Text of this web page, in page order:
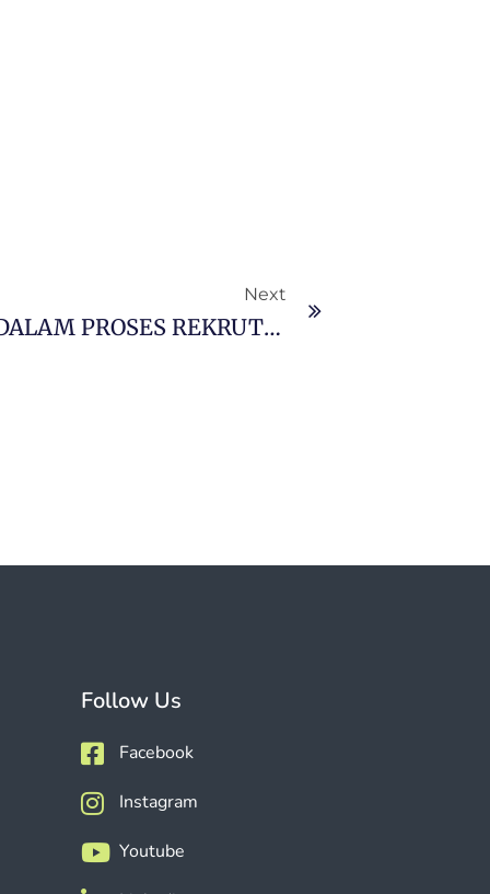
Next
GNI GANDENG KEPALA DESA DALAM PROSES REKRUTMEN TENAGA KERJA
Follow Us
Facebook
Instagram
Youtube